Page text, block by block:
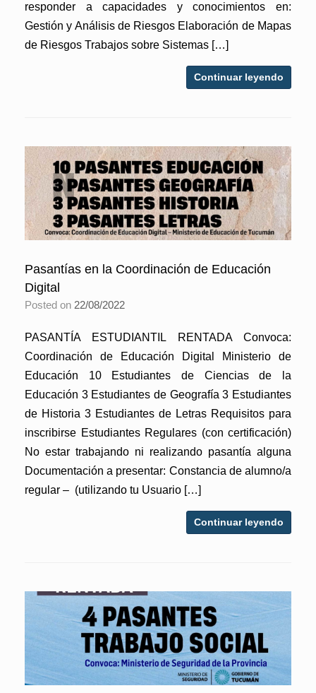
responder a capacidades y conocimientos en:
Gestión y Análisis de Riesgos Elaboración de Mapas
de Riesgos Trabajos sobre Sistemas […]
Continuar leyendo
Pasantías en la Coordinación de Educación
Digital
Posted on 22/08/2022
PASANTÍA ESTUDIANTIL RENTADA Convoca:
Coordinación de Educación Digital Ministerio de
Educación 10 Estudiantes de Ciencias de la
Educación 3 Estudiantes de Geografía 3 Estudiantes
de Historia 3 Estudiantes de Letras Requisitos para
inscribirse Estudiantes Regulares (con certificación)
No estar trabajando ni realizando pasantía alguna
Documentación a presentar: Constancia de alumno/a
regular – (utilizando tu Usuario […]
Continuar leyendo